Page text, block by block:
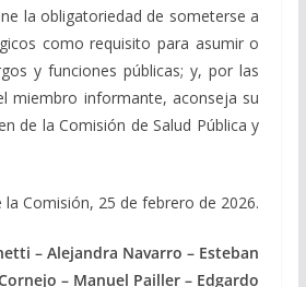
la obligatoriedad de someterse a
como requisito para asumir o
y funciones públicas; y, por las
miembro informante, aconseja su
de la Comisión de Salud Pública y
la Comisión, 25 de febrero de 2026.
– Alejandra Navarro – Esteban
– Manuel Pailler – Edgardo